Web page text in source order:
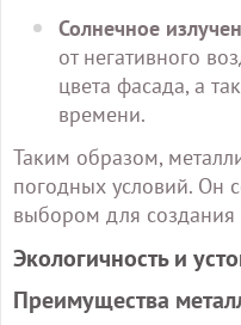
Солнечное
от негативного
цвета фасада, а
времени.
Таким образом,
погодных условий. Он
выбором для создания
Экологичность и
Преимущества